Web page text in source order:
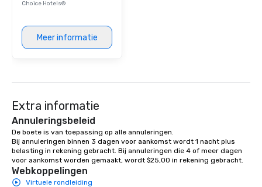
Choice Hotels®
Meer informatie
Extra informatie
Annuleringsbeleid
De boete is van toepassing op alle annuleringen.
Bij annuleringen binnen 3 dagen voor aankomst wordt 1 nacht plus
belasting in rekening gebracht. Bij annuleringen die 4 of meer dagen
voor aankomst worden gemaakt, wordt $25,00 in rekening gebracht.
Webkoppelingen
Virtuele rondleiding